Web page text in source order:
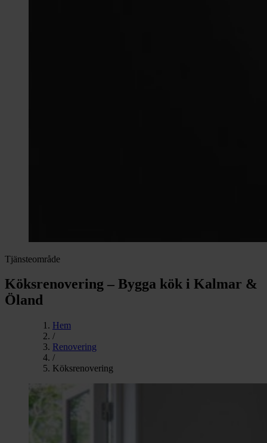
Tjänsteområde
Köksrenovering – Bygga kök i Kalmar &
Öland
Hem
/
Renovering
/
Köksrenovering